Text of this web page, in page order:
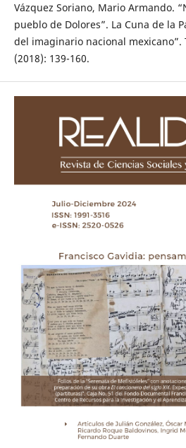
Vázquez Soriano, Mario Armando.
pueblo de Dolores”. La Cuna de la
del imaginario nacional mexicano”.
(2018): 139-160.